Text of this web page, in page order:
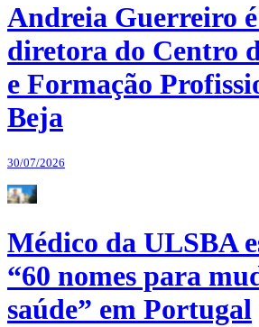
Andreia Guerreiro
diretora do Centro
e Formação
Beja
30/07/2026
Médico da ULSBA
“60 nomes para
saúde” em Portugal